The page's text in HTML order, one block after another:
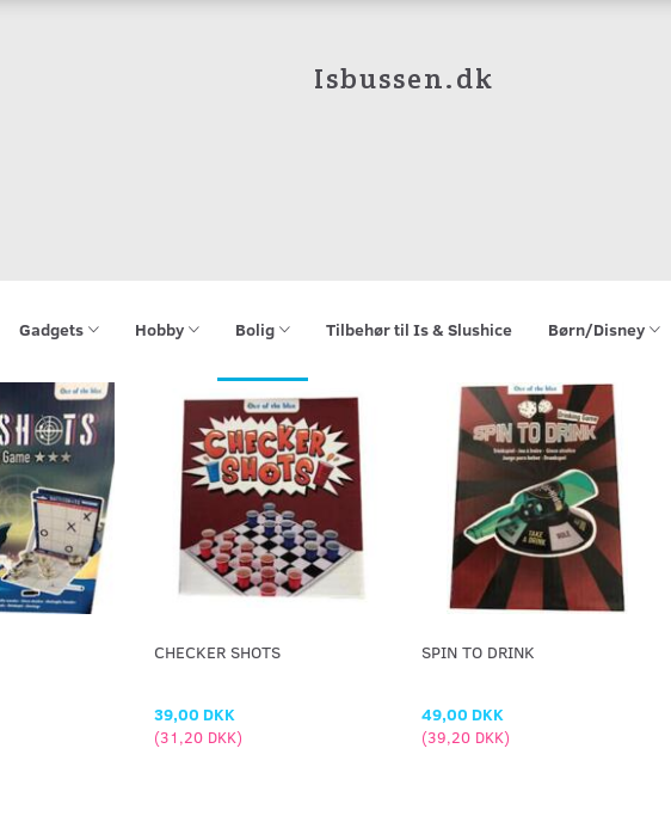
Isbussen.dk
Gadgets Hobby Bolig Tilbehør til Is & Slushice Børn/Disney
CHECKER SHOTS
39,00 DKK
(31,20 DKK)
SPIN TO DRINK
49,00 DKK
(39,20 DKK)